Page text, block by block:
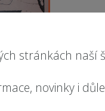
stránkách naší
novinky i